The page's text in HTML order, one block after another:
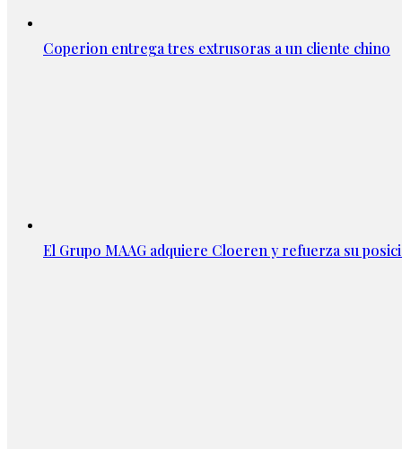
Coperion entrega tres extrusoras a un cliente chino
El Grupo MAAG adquiere Cloeren y refuerza su